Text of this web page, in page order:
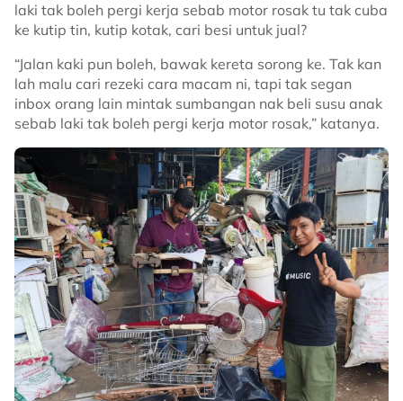
laki tak boleh pergi kerja sebab motor rosak tu tak cuba
ke kutip tin, kutip kotak, cari besi untuk jual?
“Jalan kaki pun boleh, bawak kereta sorong ke. Tak kan
lah malu cari rezeki cara macam ni, tapi tak segan
inbox orang lain mintak sumbangan nak beli susu anak
sebab laki tak boleh pergi kerja motor rosak,” katanya.